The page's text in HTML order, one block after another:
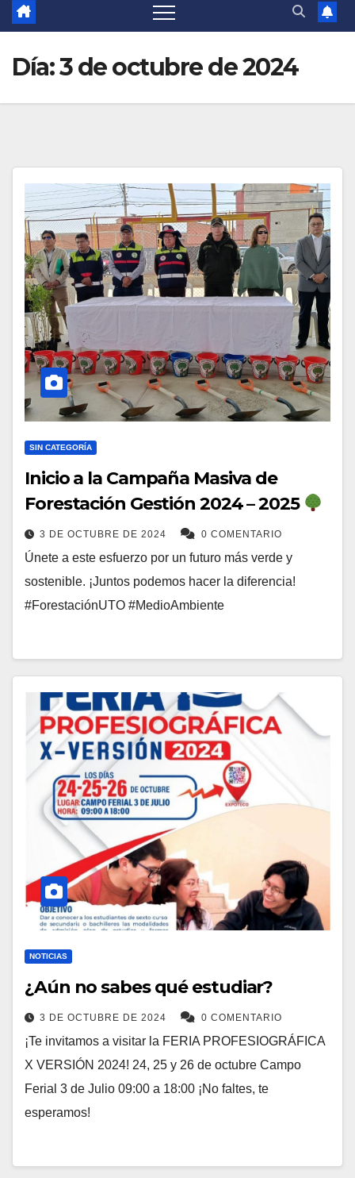
Día:3 de octubre de 2024
SIN CATEGORÍA
Inicio a la Campaña Masiva de
Forestación Gestión 2024 – 2025
3 DE OCTUBRE DE 2024 0 COMENTARIO
Únete a este esfuerzo por un futuro más verde y
sostenible. ¡Juntos podemos hacer la diferencia!
#ForestaciónUTO #MedioAmbiente
NOTICIAS
¿Aún no sabes qué estudiar?
3 DE OCTUBRE DE 2024 0 COMENTARIO
¡Te invitamos a visitar la FERIA PROFESIOGRÁFICA
X VERSIÓN 2024! 24, 25 y 26 de octubre Campo
Ferial 3 de Julio 09:00 a 18:00 ¡No faltes, te
esperamos!